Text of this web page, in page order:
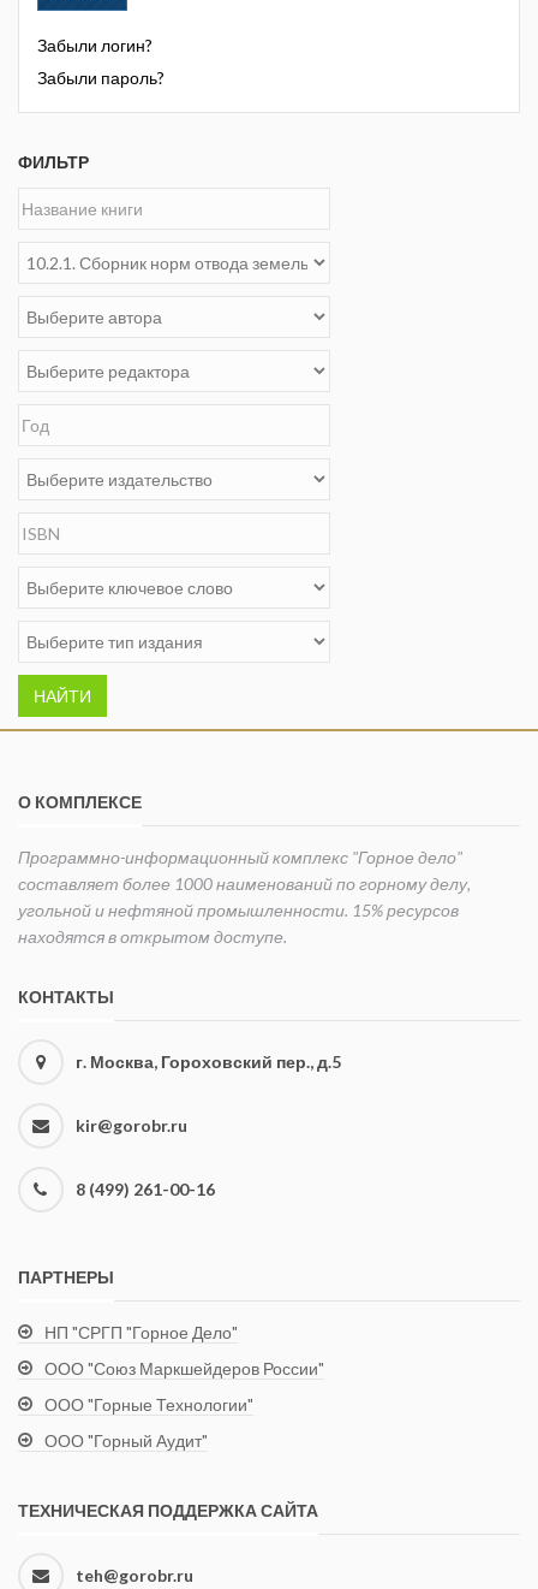
Забыли логин?
Забыли пароль?
ФИЛЬТР
НАЙТИ
О КОМПЛЕКСЕ
Программно-информационный комплекс "Горное дело"
составляет более 1000 наименований по горному делу,
угольной и нефтяной промышленности. 15% ресурсов
находятся в открытом доступе.
КОНТАКТЫ
г. Москва, Гороховский пер., д.5
kir@gorobr.ru
8 (499) 261-00-16
ПАРТНЕРЫ
НП "СРГП "Горное Дело"
ООО "Союз Маркшейдеров России"
ООО "Горные Технологии"
ООО "Горный Аудит"
ТЕХНИЧЕСКАЯ ПОДДЕРЖКА САЙТА
teh@gorobr.ru